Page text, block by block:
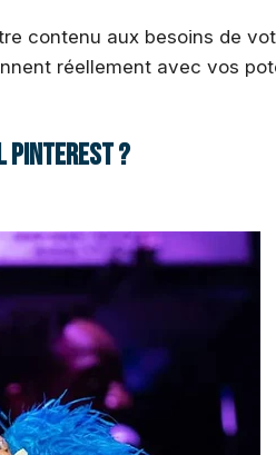
contenu aux besoins de
réellement avec vos
Pinterest ?